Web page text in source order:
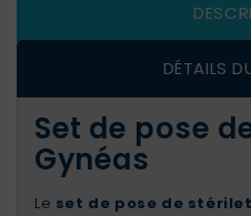
DÉTAILS
Set de pose
Gynéas
Le set de pose de